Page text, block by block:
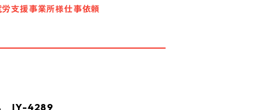
労支援事業所様仕事依頼
IY-4289